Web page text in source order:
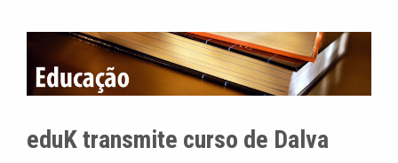
eduK transmite curso de Dalva